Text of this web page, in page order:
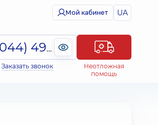
Мой кабинет UA
(044) 495-2-888
Заказать звонок
Неотложная
помощь